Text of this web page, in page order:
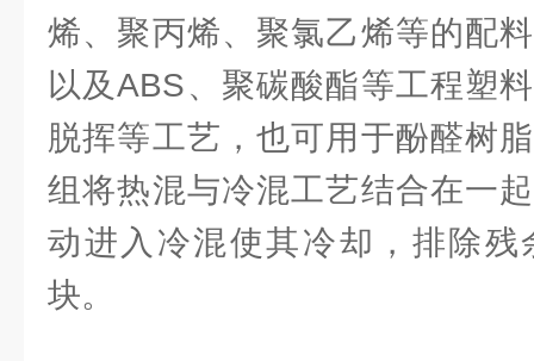
烯、聚丙烯、聚氯乙烯等的配
以及ABS、聚碳酸酯等工程塑
脱挥等工艺，也可用于酚醛树
组将热混与冷混工艺结合在一
动进入冷混使其冷却，排除残
块。